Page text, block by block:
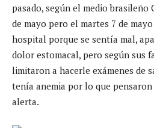
pasado, según el medio brasileño
de mayo pero el martes 7 de
hospital porque se sentía mal,
dolor estomacal, pero según sus
limitaron a hacerle exámenes de
tenía anemia por lo que pensaron
alerta.